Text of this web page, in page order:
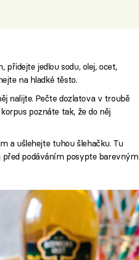
jedlou sodu, olej, ocet,
na hladké těsto.
nalijte. Pečte dozlatova v troubě
poznáte tak, že do něj
a ušlehejte tuhou šlehačku. Tu
podáváním posypte barevným